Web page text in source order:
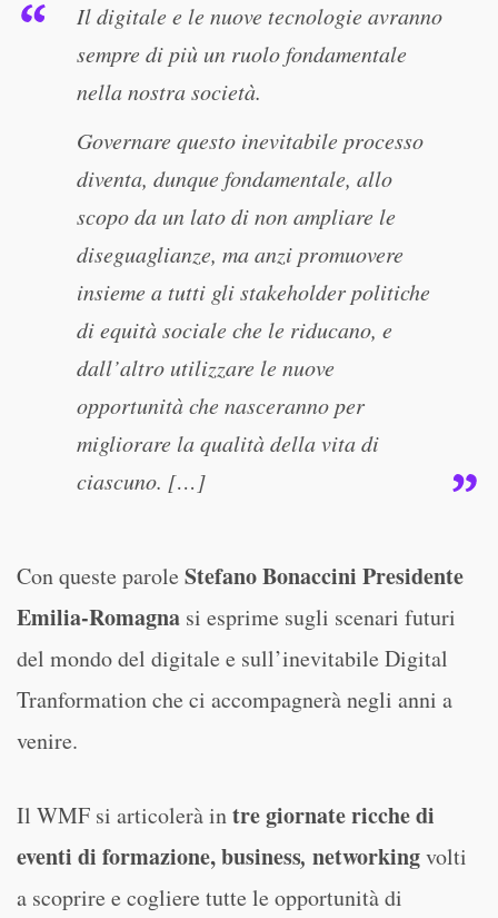
Il digitale e le nuove tecnologie avranno
sempre di più un ruolo fondamentale
nella nostra società.
Governare questo inevitabile processo
diventa, dunque fondamentale, allo
scopo da un lato di non ampliare le
diseguaglianze, ma anzi promuovere
insieme a tutti gli stakeholder politiche
di equità sociale che le riducano, e
dall’altro utilizzare le nuove
opportunità che nasceranno per
migliorare la qualità della vita di
ciascuno. […]
Con queste parole Stefano Bonaccini Presidente
Emilia-Romagna si esprime sugli scenari futuri
del mondo del digitale e sull’inevitabile Digital
Tranformation che ci accompagnerà negli anni a
venire.
Il WMF si articolerà intre giornate ricche di
eventi di formazione, business, networkingvolti
a scoprire e cogliere tutte le opportunità di